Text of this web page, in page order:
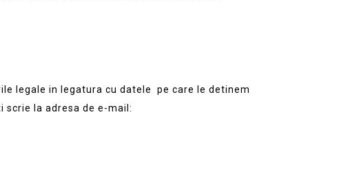
legale in legatura cu datele pe care le detinem
la adresa de e-mail: